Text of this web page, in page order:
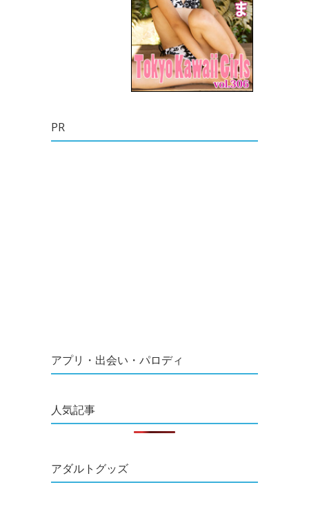
PR
アプリ・出会い・パロディ
人気記事
アダルトグッズ